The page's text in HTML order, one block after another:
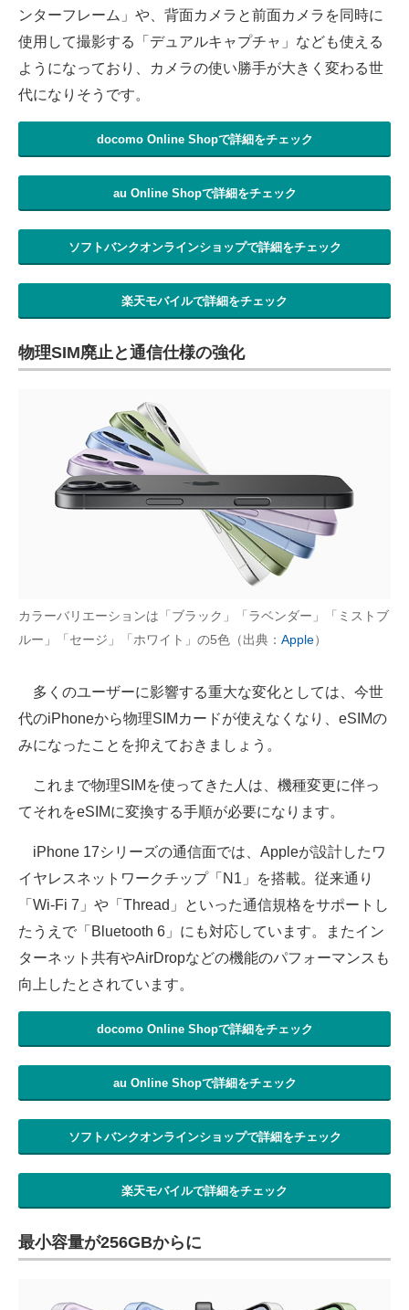
ンターフレーム」や、背面カメラと前面カメラを同時に
使用して撮影する「デュアルキャプチャ」なども使える
ようになっており、カメラの使い勝手が大きく変わる世
代になりそうです。
docomo Online Shopで詳細をチェック
au Online Shopで詳細をチェック
ソフトバンクオンラインショップで詳細をチェック
楽天モバイルで詳細をチェック
物理SIM廃止と通信仕様の強化
カラーバリエーションは「ブラック」「ラベンダー」「ミストブ
ルー」「セージ」「ホワイト」の5色（出典： Apple）
多くのユーザーに影響する重大な変化としては、今世
代のiPhoneから物理SIMカードが使えなくなり、eSIMの
みになったことを抑えておきましょう。
これまで物理SIMを使ってきた人は、機種変更に伴っ
てそれをeSIMに変換する手順が必要になります。
iPhone 17シリーズの通信面では、Appleが設計したワ
イヤレスネットワークチップ「N1」を搭載。従来通り
「Wi-Fi 7」や「Thread」といった通信規格をサポートし
たうえで「Bluetooth 6」にも対応しています。またイン
ターネット共有やAirDropなどの機能のパフォーマンスも
向上したとされています。
docomo Online Shopで詳細をチェック
au Online Shopで詳細をチェック
ソフトバンクオンラインショップで詳細をチェック
楽天モバイルで詳細をチェック
最小容量が256GBからに